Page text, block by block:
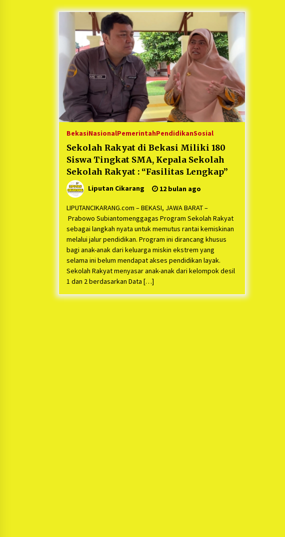
Berjalan Sukses
5 bulan ago
Kartini Penggerak Lingkungan dari
Sampah Bukit Berlian
1 tahun ago
Ucapan Terimakasih Ketua Umum
Jurpala Indonesia dan KOSMI
Indonesia Atas Respon Cepat Polres
Metro Bekasi dan Polsek Cikarang
Timur yang Tangkap Oknum Ormas
Terkait Pengusiran Pendirian Posko
1 tahun ago
BekasiNasionalPemerintahPendidikanSosial
Sekolah Rakyat di Bekasi Miliki 180
Siswa Tingkat SMA, Kepala Sekolah
Sekolah Rakyat : “Fasilitas Lengkap”
Liputan Cikarang 12 bulan ago
LIPUTANCIKARANG.com – BEKASI, JAWA BARAT –
Prabowo Subiantomenggagas Program Sekolah Rakyat
sebagai langkah nyata untuk memutus rantai kemiskinan
melalui jalur pendidikan. Program ini dirancang khusus
bagi anak-anak dari keluarga miskin ekstrem yang
selama ini belum mendapat akses pendidikan layak.
Sekolah Rakyat menyasar anak-anak dari kelompok desil
1 dan 2 berdasarkan Data […]